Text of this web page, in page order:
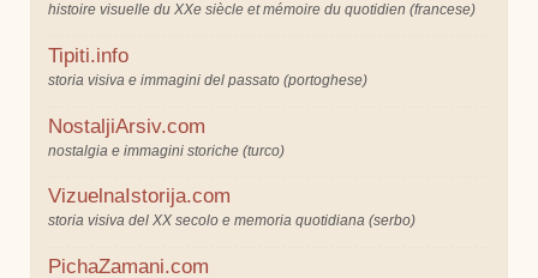
histoire visuelle du XXe siècle et mémoire du quotidien (francese)
Tipiti.info
storia visiva e immagini del passato (portoghese)
NostaljiArsiv.com
nostalgia e immagini storiche (turco)
VizuelnaIstorija.com
storia visiva del XX secolo e memoria quotidiana (serbo)
PichaZamani.com